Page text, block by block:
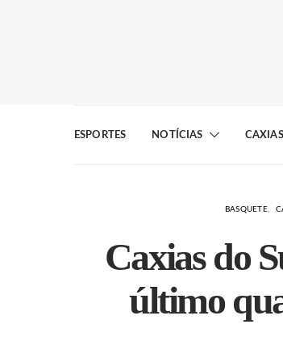
ESPORTES NOTÍCIAS
BASQUETE
Caxias do
último